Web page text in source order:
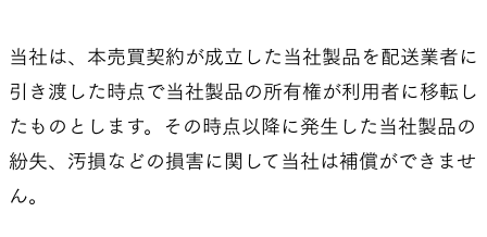
当社は、本売買契約が成立した当社製品を配送業者に
引き渡した時点で当社製品の所有権が利用者に移転し
たものとします。その時点以降に発生した当社製品の
紛失、汚損などの損害に関して当社は補償ができませ
ん。